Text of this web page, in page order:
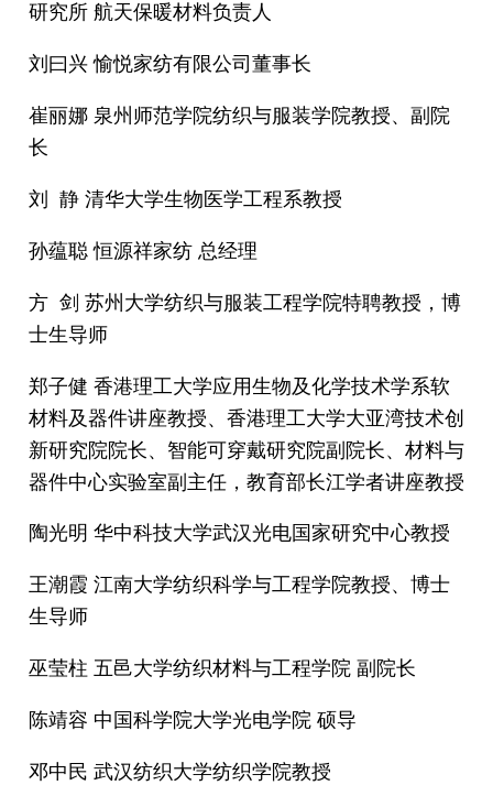
研究所 航天保暖材料负责人
刘曰兴 愉悦家纺有限公司董事长
崔丽娜 泉州师范学院纺织与服装学院教授、副院
长
刘 静 清华大学生物医学工程系教授
孙蕴聪 恒源祥家纺 总经理
方 剑 苏州大学纺织与服装工程学院特聘教授，博
士生导师
郑子健 香港理工大学应用生物及化学技术学系软
材料及器件讲座教授、香港理工大学大亚湾技术创
新研究院院长、智能可穿戴研究院副院长、材料与
器件中心实验室副主任，教育部长江学者讲座教授
陶光明 华中科技大学武汉光电国家研究中心教授
王潮霞 江南大学纺织科学与工程学院教授、博士
生导师
巫莹柱 五邑大学纺织材料与工程学院 副院长
陈靖容 中国科学院大学光电学院 硕导
邓中民 武汉纺织大学纺织学院教授